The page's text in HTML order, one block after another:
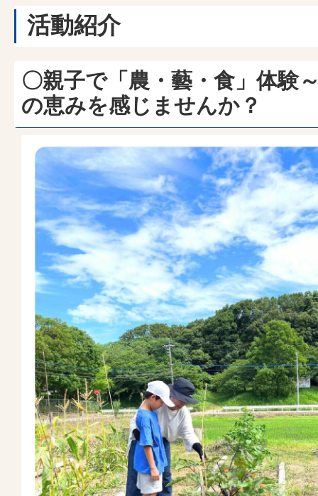
活動紹介
〇親子で「農・藝・食」体験
の恵みを感じませんか？